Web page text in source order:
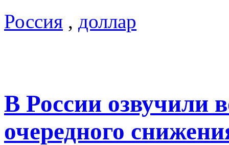
Россия , доллар
В России озвучили
очередного